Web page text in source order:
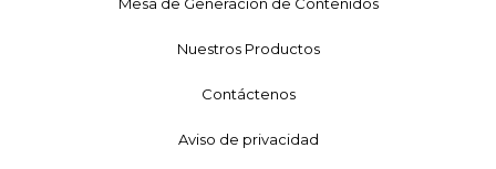
Nuestros Productos
Contáctenos
Aviso de privacidad